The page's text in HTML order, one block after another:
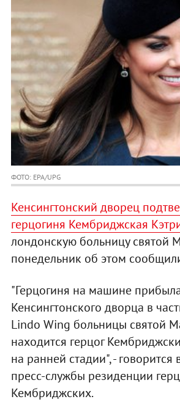
ФОТО: EPA/UPG
Кенсингтонский дворец
герцогиня Кембриджская
лондонскую больницу святой
понедельник об этом
"Герцогиня на машине
Кенсингтонского дворца в
Lindo Wing больницы святой
находится герцог
на ранней стадии", - говорится
пресс-службы резиденции
Кембриджских.